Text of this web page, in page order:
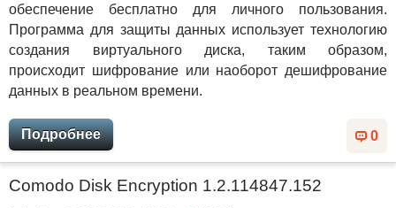
обеспечение бесплатно для личного пользования.
Программа для защиты данных использует технологию
создания виртуального диска, таким образом,
происходит шифрование или наоборот дешифрование
данных в реальном времени.
0
Подробнее
Comodo Disk Encryption 1.2.114847.152